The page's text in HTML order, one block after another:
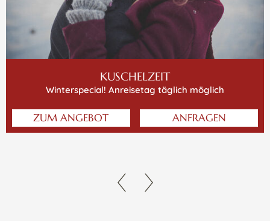
KUSCHELZEIT
Winterspecial! Anreisetag täglich möglich
ZUM ANGEBOT ANFRAGEN